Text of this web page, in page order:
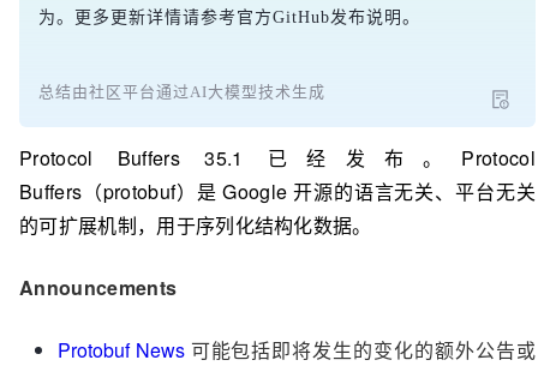
为。更多更新详情请参考官方GitHub发布说明。
总结由社区平台通过AI大模型技术生成
Protocol Buffers 35.1 已经发布。Protocol
Buffers（protobuf）是 Google 开源的语言无关、平台无关
的可扩展机制，用于序列化结构化数据。
Announcements
Protobuf News 可能包括即将发生的变化的额外公告或